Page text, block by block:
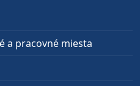
a pracovné miesta